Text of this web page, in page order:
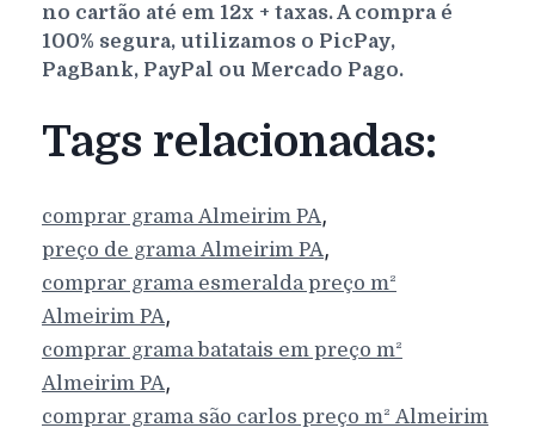
no cartão até em 12x + taxas. A compra é
100% segura, utilizamos o PicPay,
PagBank, PayPal ou Mercado Pago.
Tags relacionadas:
comprar gramaAlmeirim PA,
preço de gramaAlmeirim PA,
comprar grama esmeralda preço m²
Almeirim PA,
comprar grama batatais em preço m²
Almeirim PA,
comprar grama são carlos preço m² Almeirim